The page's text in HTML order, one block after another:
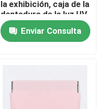
la exhibición, caja de la
dentadura de la luz UV
delgada
Enviar Consulta